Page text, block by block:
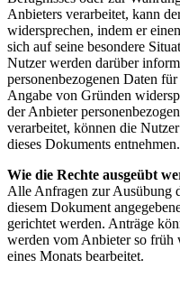
Anbieters verarbeitet, kann
widersprechen, indem er
sich auf seine besondere
Nutzer werden darüber
personenbezogenen Daten
Angabe von Gründen
der Anbieter
verarbeitet, können die
dieses Dokuments entnehmen.
Wie die Rechte ausgeübt
Alle Anfragen zur Ausübung
diesem Dokument
gerichtet werden. Anträge
werden vom Anbieter so früh
eines Monats bearbeitet.